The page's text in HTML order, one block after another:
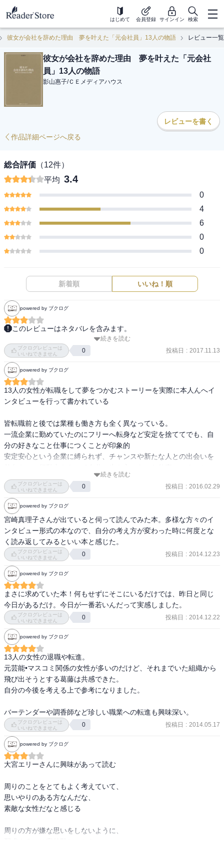
はじめて 会員登録 サインイン 検索
彼女が会社を辞めた理由 夢を叶えた「元会社員」13人の物語 レビュー一覧
彼女が会社を辞めた理由 夢を叶えた「元会社
員」13人の物語
影山惠子/ＣＥメディアハウス
レビューを書く
作品詳細ページへ戻る
総合評価 （12件）
平均 3.4
0
4
6
0
0
新着順 いいね！順
powered by ブクログ
このレビューはネタバレを含みます。
バービー人形のコンセプト：女の子はなんでもできるし、何にだっ
てなれる
これからこうなりたいという未来の自分の姿を思い描いて夢リスト
を作った
矢嶋文子
と、ほとんどが野菜で構成。
野菜は季節の移ろいと共に姿を変えていく。それを食べる人間の体
も変わる。季節のものを食べることが大事
体は食べたもので作られる
宮崎真理子
ベストな選択ではなく、ベターな選択を
筑波大学　社会人大学院
残業なしの条件ではどんなにいいスペックの人間でも雇ってもらえ
ない
諦めないこと。遅くとも歩みを続けること。
自分のやりたい気持ちが高まるタイミングを逃さない。
井上由美子
最初は誰もが初心者で、誰も自分が何者になれるかなんてわかりま
せん。
最初はおおらかな気持ちでことに当たって、試行錯誤する中で自分
の好きと適正とを照らし合わせながら、ゆっくり模索していけばい
い。
堀木エリ子
なりたい自分像をイメージする。（40歳、５０歳。。）
イメージが湧いたら、それを実現する為にはどうすればいいかを逆
算して考える。
大きな悩みや課題を人に話すことで乗り切る
めた方がいい
不安や不満は逃れようもないもの
何もやりたいことが見つからないのであれば、今、縁のあることを
生涯かけてやりきる、と決心すること。
そこからステップアップしていけばいい。
誰にだって可能性は無限にあり、たくさんの道がある。なんでもい
ては。
続きを読む
ブクログレビューは
いいねできません
0 投稿日 : 2017.11.13
powered by ブクログ
13人の女性が転職をして夢をつかむストーリーを実際に本人んへイ
ンタビューを行って書かれている
皆転職前と後では業種も働き方も全く異なっている。
一流企業に勤めていたのにフリーへ転身など安定を捨ててでも、自
分の好きなこと仕事につくことが印象的
安定安心という企業に縛られず、チャンスや新たな人との出会いを
感銘
続きを読む
ブクログレビューは
いいねできません
0 投稿日 : 2016.02.29
powered by ブクログ
宮崎真理子さんが出ていると伺って読んでみた本。多様な方々のイ
ンタビュー形式の本なので、自分の考え方が変わった時に何度とな
く読み返してみるといい本と感じた。
ブクログレビューは
いいねできません
0 投稿日 : 2014.12.23
powered by ブクログ
まさに求めていた本！何もせずにそこにいるだけでは、昨日と同じ
今日があるだけ。今日が一番若いんだって実感しました。
ブクログレビューは
いいねできません
0 投稿日 : 2014.12.22
powered by ブクログ
13人の女性の退職や転進。
元芸能•マスコミ関係の女性が多いのだけど、それまでいた組織から
飛び出そうとする葛藤は共感できた。
自分の今後を考える上で参考になりました。
バーテンダーや調香師など珍しい職業への転進も興味深い。
ブクログレビューは
いいねできません
0 投稿日 : 2014.05.17
powered by ブクログ
大宮エリーさんに興味があって読む
周りのことをとてもよく考えていて、
思いやりのある方なんだな、
素敵な女性だなと感じる
周りの方が嫌な思いをしないように、